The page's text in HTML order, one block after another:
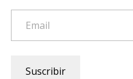
Suscribir